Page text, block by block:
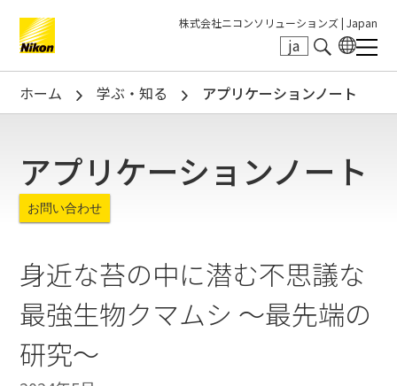
株式会社ニコンソリューションズ | Japan
ja
Search keyword(s)
ホーム 学ぶ・知る アプリケーションノート
アプリケーションノート
お問い合わせ
身近な苔の中に潜む不思議な
最強生物クマムシ ～最先端の
研究～